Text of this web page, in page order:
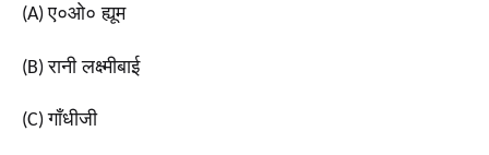
(A)ए०ओ० ह्यूम
(B)रानी लक्ष्मीबाई
(C)गाँधीजी